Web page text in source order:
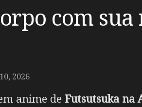
com
2026
anime de Futsutsuka na